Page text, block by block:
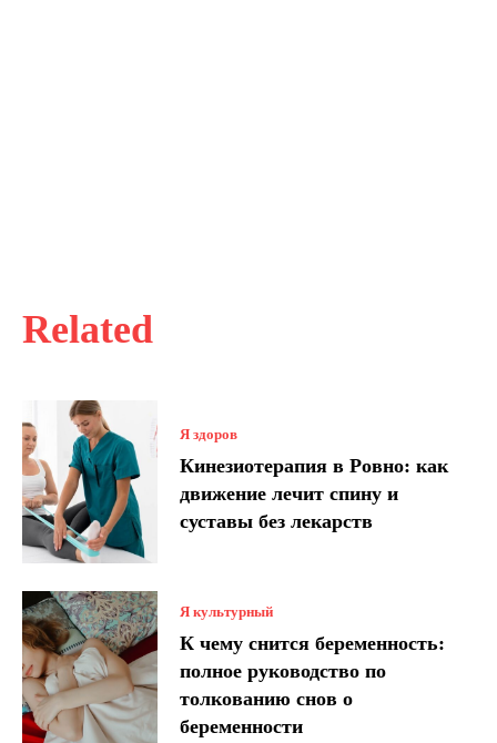
Related
Я здоров
Кинезиотерапия в Ровно: как
движение лечит спину и
суставы без лекарств
Я культурный
К чему снится беременность:
полное руководство по
толкованию снов о
беременности